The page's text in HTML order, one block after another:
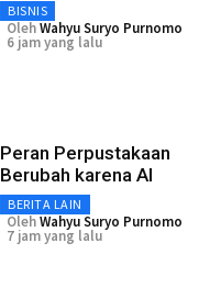
BISNIS
OlehWahyu Suryo Purnomo
6 jam yang lalu
Peran Perpustakaan
Berubah karena AI
BERITA LAIN
OlehWahyu Suryo Purnomo
7 jam yang lalu